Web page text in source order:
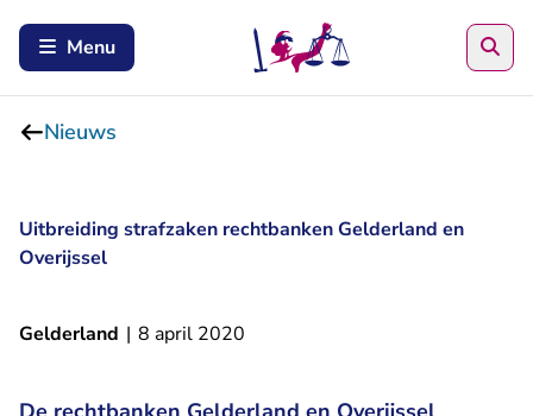
Menu
Nieuws
Uitbreiding strafzaken rechtbanken Gelderland en
Overijssel
Gelderland | 8 april 2020